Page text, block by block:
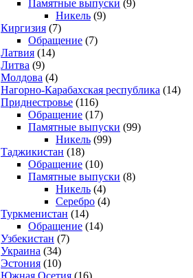
Памятные выпуски (9)
Никель (9)
Киргизия (7)
Обращение (7)
Латвия (14)
Литва (9)
Молдова (4)
Нагорно-Карабахская республика (14)
Приднестровье (116)
Обращение (17)
Памятные выпуски (99)
Никель (99)
Таджикистан (18)
Обращение (10)
Памятные выпуски (8)
Никель (4)
Серебро (4)
Туркменистан (14)
Обращение (14)
Узбекистан (7)
Украина (34)
Эстония (10)
Южная Осетия (16)